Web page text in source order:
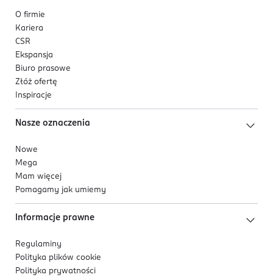
O firmie
Kariera
CSR
Ekspansja
Biuro prasowe
Złóż ofertę
Inspiracje
Nasze oznaczenia
Nowe
Mega
Mam więcej
Pomagamy jak umiemy
Informacje prawne
Regulaminy
Polityka plików cookie
Polityka prywatności